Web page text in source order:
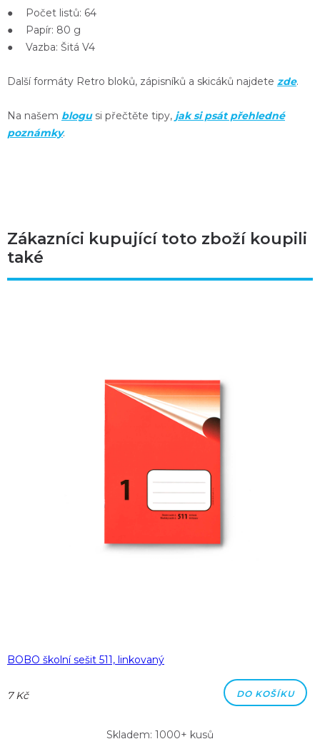
● Počet listů: 64
● Papír: 80 g
● Vazba: Šitá V4
Další formáty Retro bloků, zápisníků a skicáků najdete zde.
Na našem blogusi přečtěte tipy, jak si psát přehledné
poznámky.
Zákazníci kupující toto zboží koupili
také
BOBO školní sešit 511, linkovaný
7 Kč DO KOŠÍKU
Skladem: 1000+ kusů